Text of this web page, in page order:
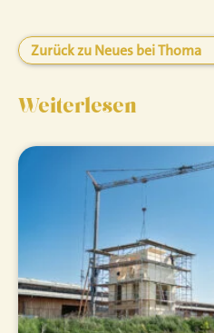
Zurück zu Neues bei Thoma
Weiterlesen